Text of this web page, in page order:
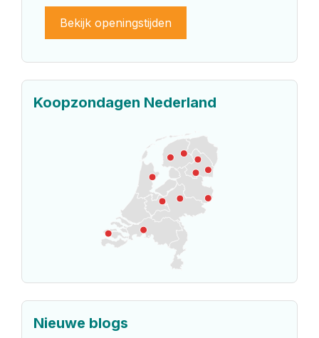
Bekijk openingstijden
Koopzondagen Nederland
Nieuwe blogs